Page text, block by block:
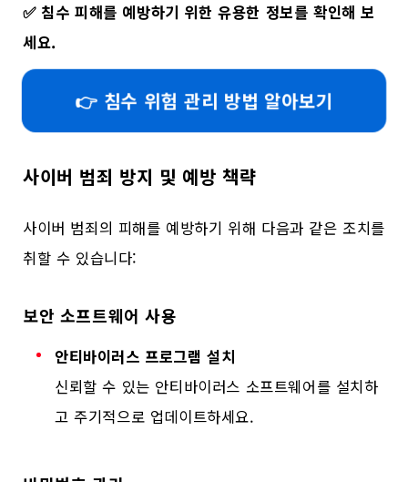
✅ 침수 피해를 예방하기 위한 유용한 정보를 확인해 보
세요.
👉 침수 위험 관리 방법 알아보기
사이버 범죄 방지 및 예방 책략
사이버 범죄의 피해를 예방하기 위해 다음과 같은 조치를
취할 수 있습니다:
보안 소프트웨어 사용
안티바이러스 프로그램 설치
신뢰할 수 있는 안티바이러스 소프트웨어를 설치하
고 주기적으로 업데이트하세요.